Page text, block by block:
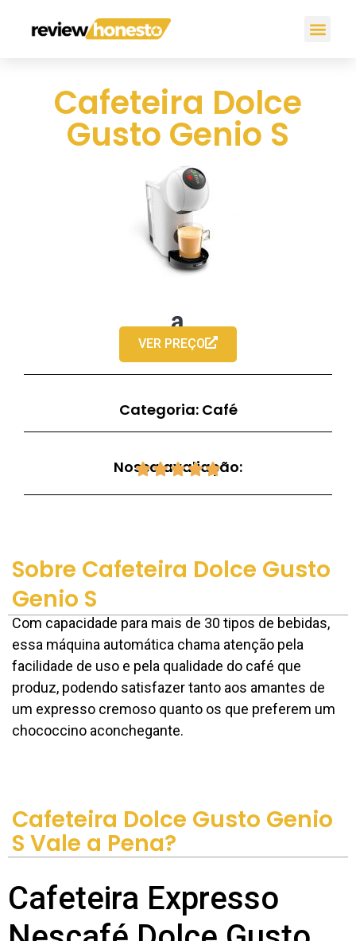
Cafeteira Dolce
Gusto Genio S
VER PREÇO
Categoria: Café
Nossa avaliação:
Sobre Cafeteira Dolce Gusto
Genio S
Com capacidade para mais de 30 tipos de bebidas,
essa máquina automática chama atenção pela
facilidade de uso e pela qualidade do café que
produz, podendo satisfazer tanto aos amantes de
um expresso cremoso quanto os que preferem um
chococcino aconchegante.
Cafeteira Dolce Gusto Genio
S Vale a Pena?
Cafeteira Expresso